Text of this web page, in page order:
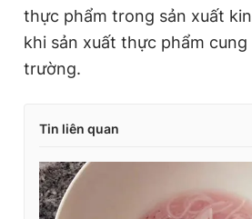
thực phẩm trong sản xuất
khi sản xuất thực phẩm
trường.
Tin liên quan